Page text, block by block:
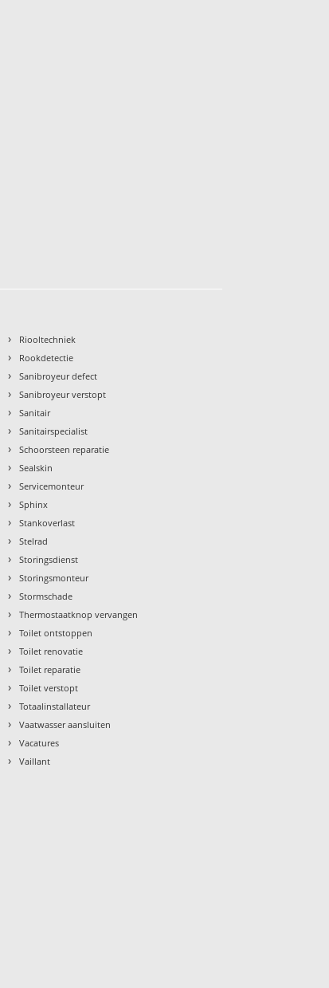
› Riooltechniek
› Rookdetectie
› Sanibroyeur defect
› Sanibroyeur verstopt
› Sanitair
› Sanitairspecialist
› Schoorsteen reparatie
› Sealskin
› Servicemonteur
› Sphinx
› Stankoverlast
› Stelrad
› Storingsdienst
› Storingsmonteur
› Stormschade
› Thermostaatknop vervangen
› Toilet ontstoppen
› Toilet renovatie
› Toilet reparatie
› Toilet verstopt
› Totaalinstallateur
› Vaatwasser aansluiten
› Vacatures
› Vaillant